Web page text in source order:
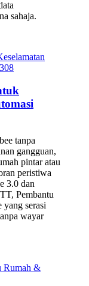
sahaja.
tanpa
gangguan,
pintar atau
peristiwa
3.0 dan
Pembantu
serasi
wayar